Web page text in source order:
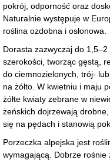
pokrój, odporność oraz
Naturalnie występuje w
roślina ozdobna i osłonowa.
Dorasta zazwyczaj do
szerokości, tworząc gęstą,
do ciemnozielonych, trój-
na żółto. W kwietniu i maju
żółte kwiaty zebrane w
żeńskich dojrzewają
się na pędach i stanowią
Porzeczka alpejska jest
wymagającą. Dobrze rośnie